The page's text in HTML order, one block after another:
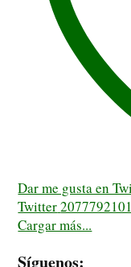
Dar me gusta en
Twitter
Cargar más...
Síguenos: